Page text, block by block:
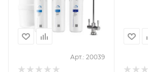
Арт.: 20039